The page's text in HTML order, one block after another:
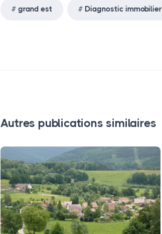
grand est Diagnostic immobilier
Autres publications similaires